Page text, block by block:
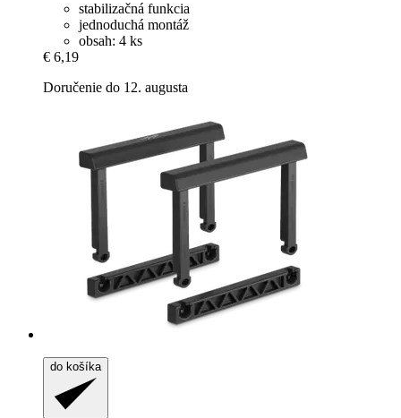
stabilizačná funkcia
jednoduchá montáž
obsah: 4 ks
€ 6,19
Doručenie do 12. augusta
do košíka